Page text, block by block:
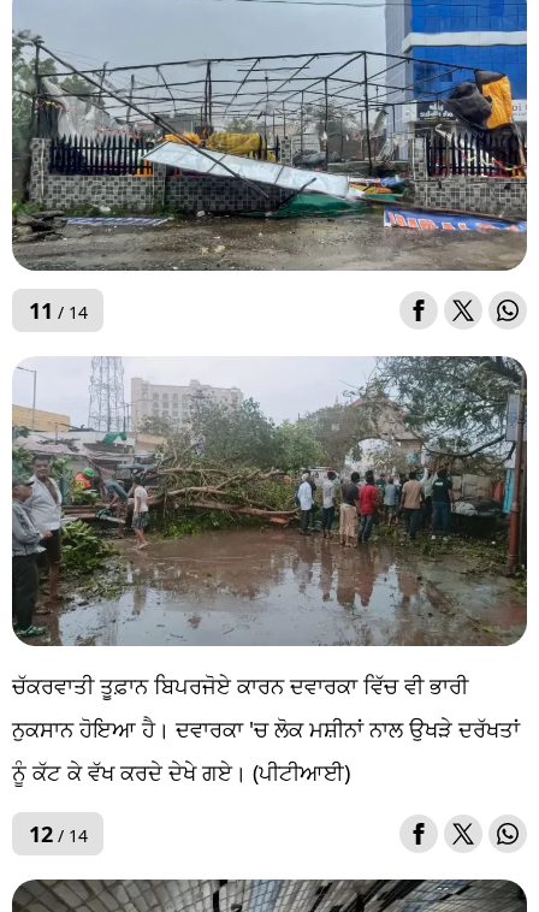
11 / 14
ਚੱਕਰਵਾਤੀ ਤੂਫ਼ਾਨ ਬਿਪਰਜੋਏ ਕਾਰਨ ਦਵਾਰਕਾ ਵਿੱਚ ਵੀ ਭਾਰੀ
ਨੁਕਸਾਨ ਹੋਇਆ ਹੈ। ਦਵਾਰਕਾ 'ਚ ਲੋਕ ਮਸ਼ੀਨਾਂ ਨਾਲ ਉਖੜੇ ਦਰੱਖਤਾਂ
ਨੂੰ ਕੱਟ ਕੇ ਵੱਖ ਕਰਦੇ ਦੇਖੇ ਗਏ। (ਪੀਟੀਆਈ)
12/ 14